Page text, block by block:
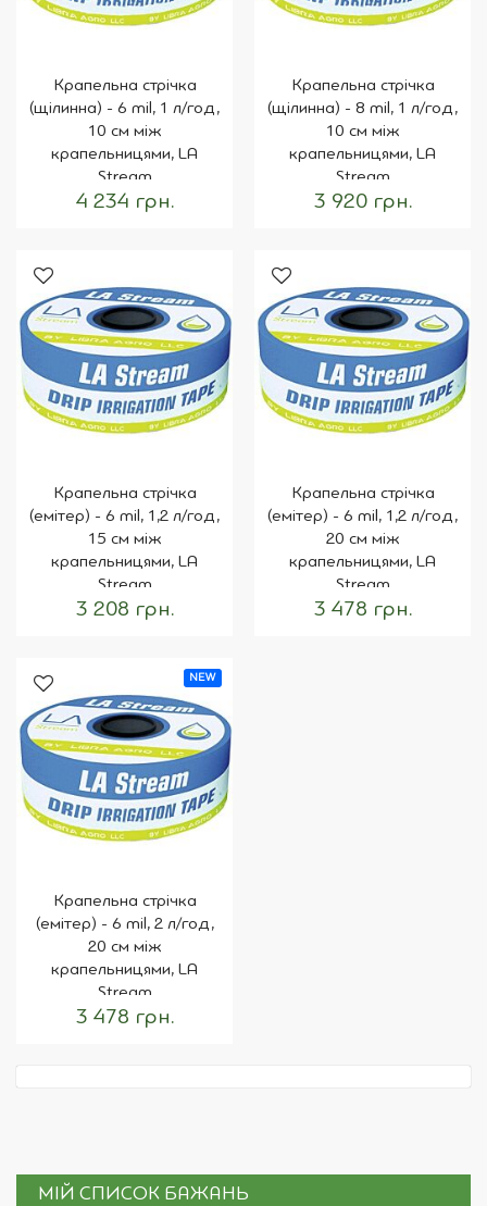
Крапельна стрічка
(щілинна) - 6 mil, 1 л/год,
10 см між
крапельницями, LA
Stream
4 234 грн.
Крапельна стрічка
(щілинна) - 8 mil, 1 л/год,
10 см між
крапельницями, LA
Stream
3 920 грн.
Крапельна стрічка
(емітер) - 6 mil, 1,2 л/год,
15 см між
крапельницями, LA
Stream
3 208 грн.
Крапельна стрічка
(емітер) - 6 mil, 1,2 л/год,
20 см між
крапельницями, LA
Stream
3 478 грн.
NEW
Крапельна стрічка
(емітер) - 6 mil, 2 л/год,
20 см між
крапельницями, LA
Stream
3 478 грн.
МІЙ СПИСОК БАЖАНЬ